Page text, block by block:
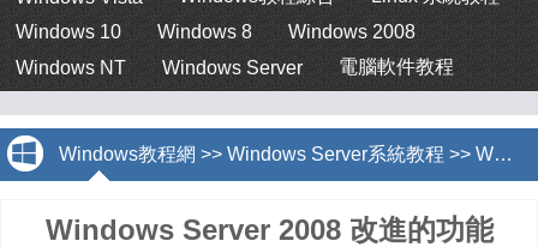
Windows 10
Windows 8
Windows 2008
Windows NT
Windows Server 電腦軟件教程
Windows教程網 >> Windows Server系統教程 >> Windows Server教程
Windows Server 2008 改進的功能